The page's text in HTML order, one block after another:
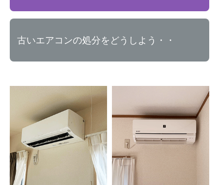
古いエアコンの処分をどうしよう・・